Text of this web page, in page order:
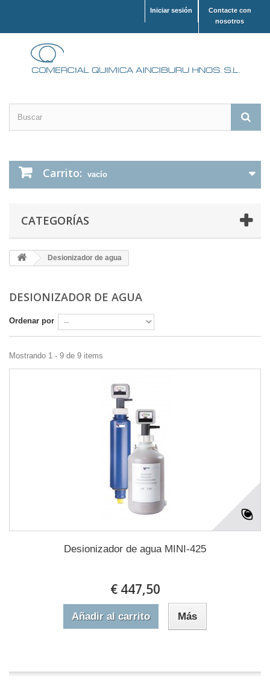
Contacte con
nosotros
Iniciar sesión
Carrito: vacío
CATEGORÍAS
Desionizador de agua
DESIONIZADOR DE AGUA
Ordenar por
Mostrando 1 - 9 de 9 items
Desionizador de agua MINI-425
€ 447,50
Añadir al carrito Más